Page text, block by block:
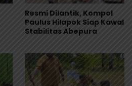
Resmi Dilantik, Kompol
Paulus Hilapok Siap Kawal
Stabilitas Abepura